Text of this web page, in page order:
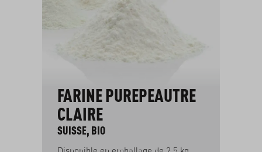
FARINE PUREPEAUTRE
CLAIRE
SUISSE, BIO